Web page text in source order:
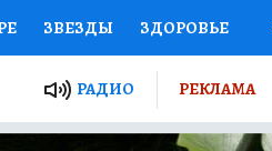
ЗВЕЗДЫ ЗДОРОВЬЕ
ПРОЕКТЫ РОССИИ
ПУТЕВОДИТЕЛЬ
РАДИО РЕКЛАМА